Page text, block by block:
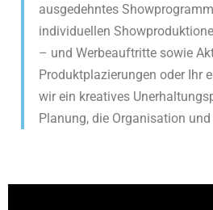
ausgedehntes
individuellen
– und Werbeauftritte sowie
Produktplazierungen oder Ihr
wir ein kreatives
Planung, die Organisation